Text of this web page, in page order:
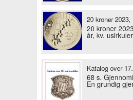
20 kroner 2023,
20 kroner
år, kv.
Katalog over
68 s.
En grundig